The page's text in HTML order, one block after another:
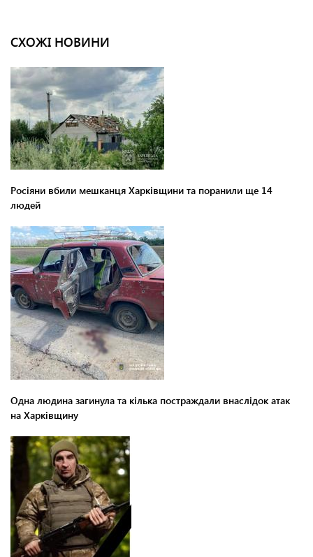
СХОЖІ НОВИНИ
Росіяни вбили мешканця Харківщини та поранили ще 14
людей
Одна людина загинула та кілька постраждали внаслідок атак
на Харківщину